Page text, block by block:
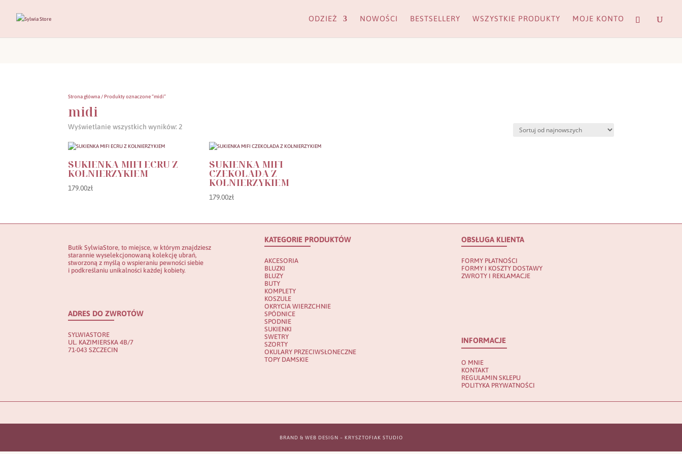
ODZIEŻ NOWOŚCI BESTSELLERY WSZYSTKIE PRODUKTY MOJE KONTO
Strona główna / Produkty oznaczone “midi”
midi
Wyświetlanie wszystkich wyników: 2Posortowane
najnowszych
SUKIENKA MIFI ECRU Z
KOŁNIERZYKIEM
179.00zł
SUKIENKA MIFI
CZEKOLADA Z
KOŁNIERZYKIEM
179.00zł
Butik SylwiaStore, to miejsce, w którym znajdziesz
starannie wyselekcjonowaną kolekcję ubrań,
stworzoną z myślą o wspieraniu pewności siebie
i podkreślaniu unikalności każdej kobiety.
ADRES DO ZWROTÓW
SYLWIASTORE
UL. KAZIMIERSKA 4B/7
71-043 SZCZECIN
KATEGORIE PRODUKTÓW
AKCESORIA
BLUZKI
BLUZY
BUTY
KOMPLETY
KOSZULE
OKRYCIA WIERZCHNIE
SPÓDNICE
SPODNIE
SUKIENKI
SWETRY
SZORTY
OKULARY PRZECIWSŁONECZNE
TOPY DAMSKIE
OBSŁUGA KLIENTA
FORMY PŁATNOŚCI
FORMY I KOSZTY DOSTAWY
ZWROTY I REKLAMACJE
INFORMACJE
O MNIE
KONTAKT
REGULAMIN SKLEPU
POLITYKA PRYWATNOŚCI
BRAND & WEB DESIGN – KRYSZTOFIAK STUDIO
PRZERWA URLOPOWA 02.08 - 09.08 | WYSYŁKA ZAMÓWIEŃ OD 10.08